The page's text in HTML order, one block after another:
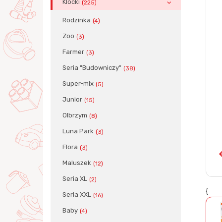
Klocki (225)
Rodzinka (4)
Zoo (3)
Farmer (3)
Seria "Budowniczy" (38)
Super-mix (5)
Junior (15)
Olbrzym (8)
Luna Park (3)
Flora (3)
Maluszek (12)
Seria XL (2)
Seria XXL (16)
Baby (4)
{